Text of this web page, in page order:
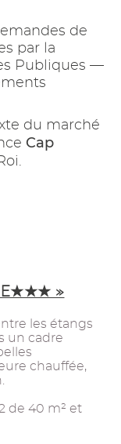
de
par la
Publiques —
du marché
Cap
»
les étangs
un cadre
chauffée,
de 40 m² et